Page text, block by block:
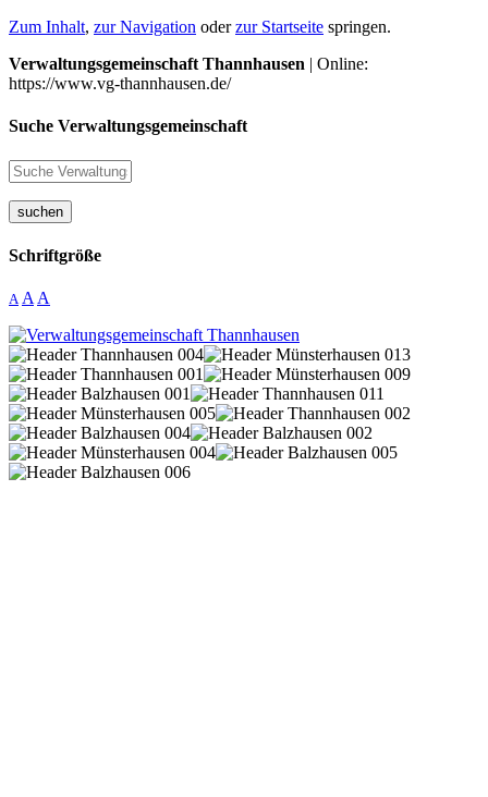
Zum Inhalt, zur Navigation oderzur Startseite springen.
Verwaltungsgemeinschaft Thannhausen | Online:
https://www.vg-thannhausen.de/
Suche Verwaltungsgemeinschaft
suchen
Schriftgröße
A A A